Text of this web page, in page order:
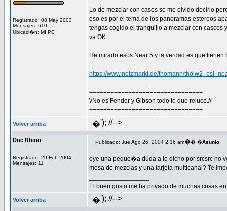
Registrado: 08 May 2003
Mensajes: 610
Ubicaci�n: MI PC
Lo de mezclar con casos se me olvido decirlo
eso es por el tema de los panoramas estereos
tengas cogido el tranquillo a mezclar con cascos
va OK.
He mirado esos Near 5 y la verdad es que
https://www.netzmarkt.de/thomann/
================================
\\No es Fender y Gibson todo lo que reluce.//
================================
Volver arriba �'); //-->
Doc Rhino
Registrado: 29 Feb 2004
Mensajes: 11
Publicado: Jue Ago 26, 2004 2:16 am�� �Asunto:
oye una peque�a duda a lo dicho por srcsrc no
mesa de mezclas y una tarjeta multicanal? Te
El buen gusto me ha privado de muchas cosas
Volver arriba �'); //-->